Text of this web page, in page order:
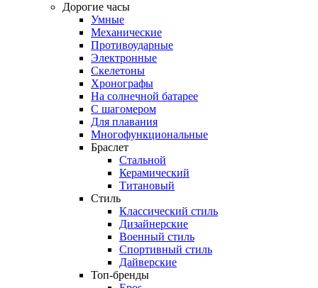
Дорогие часы
Умные
Механические
Противоударные
Электронные
Скелетоны
Хронографы
На солнечной батарее
С шагомером
Для плавания
Многофункциональные
Браслет
Стальной
Керамический
Титановый
Стиль
Классический стиль
Дизайнерские
Военный стиль
Спортивный стиль
Дайверские
Топ-бренды